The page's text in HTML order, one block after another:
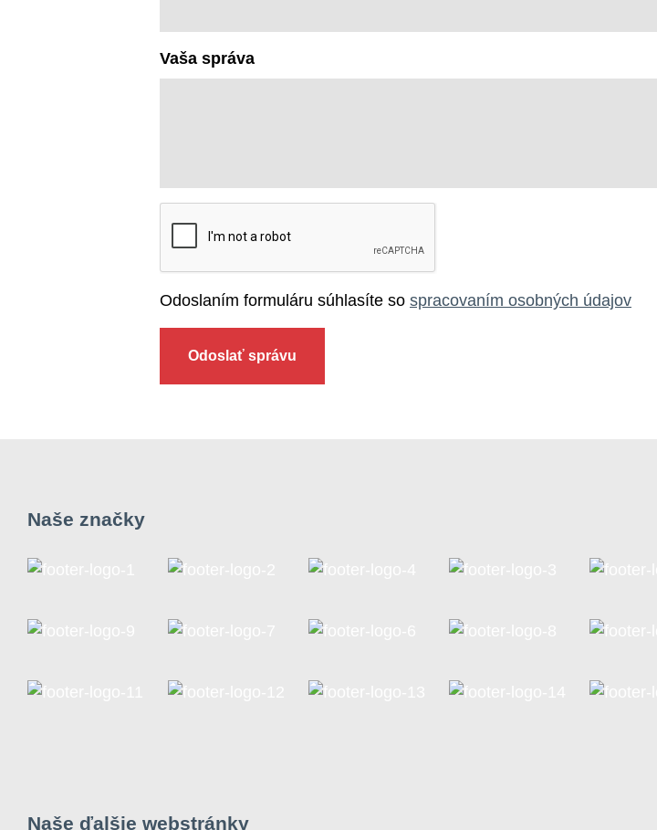
Vaša správa
Odoslaním formuláru súhlasíte so spracovaním osobných údajov
Naše značky
Naše ďalšie webstránky